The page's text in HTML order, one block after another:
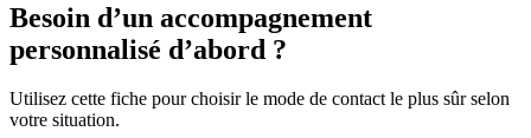
Besoin d’un accompagnement
personnalisé d’abord ?
Utilisez cette fiche pour choisir le mode de contact le plus sûr selon
votre situation.